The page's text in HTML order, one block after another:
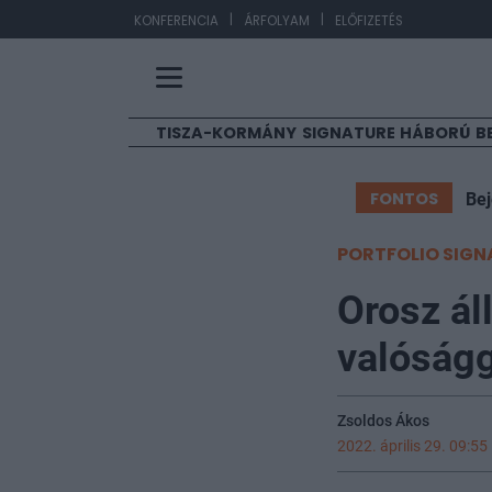
KONFERENCIA | ÁRFOLYAM | ELŐFIZETÉS
TISZA-KORMÁNY SIGNATURE HÁBORÚ
FONTOS
PORTFOLIO
Orosz
Zsoldos Ákos
2022. április 29. 09:55